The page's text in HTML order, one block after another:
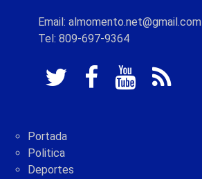
Email: almomento.net@gmail.com
Tel: 809-697-9364
Portada
Politica
Deportes